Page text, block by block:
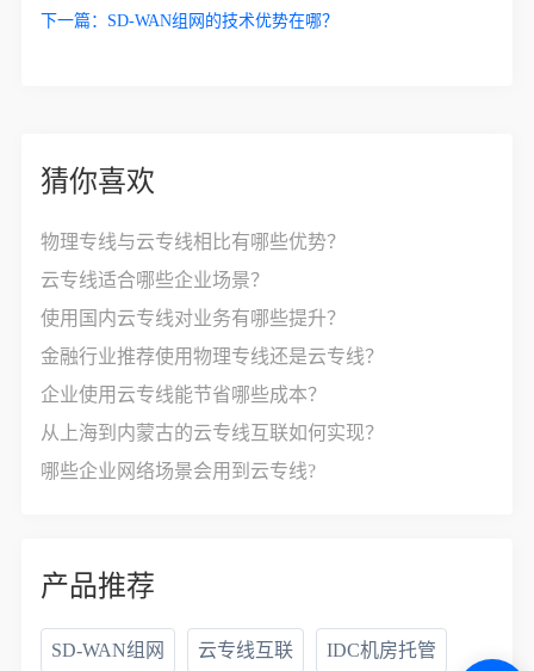
下一篇： SD-WAN组网的技术优势在哪？
猜你喜欢
物理专线与云专线相比有哪些优势？
云专线适合哪些企业场景？
使用国内云专线对业务有哪些提升？
金融行业推荐使用物理专线还是云专线？
企业使用云专线能节省哪些成本？
从上海到内蒙古的云专线互联如何实现？
哪些企业网络场景会用到云专线?
产品推荐
SD-WAN组网 云专线互联 IDC机房托管